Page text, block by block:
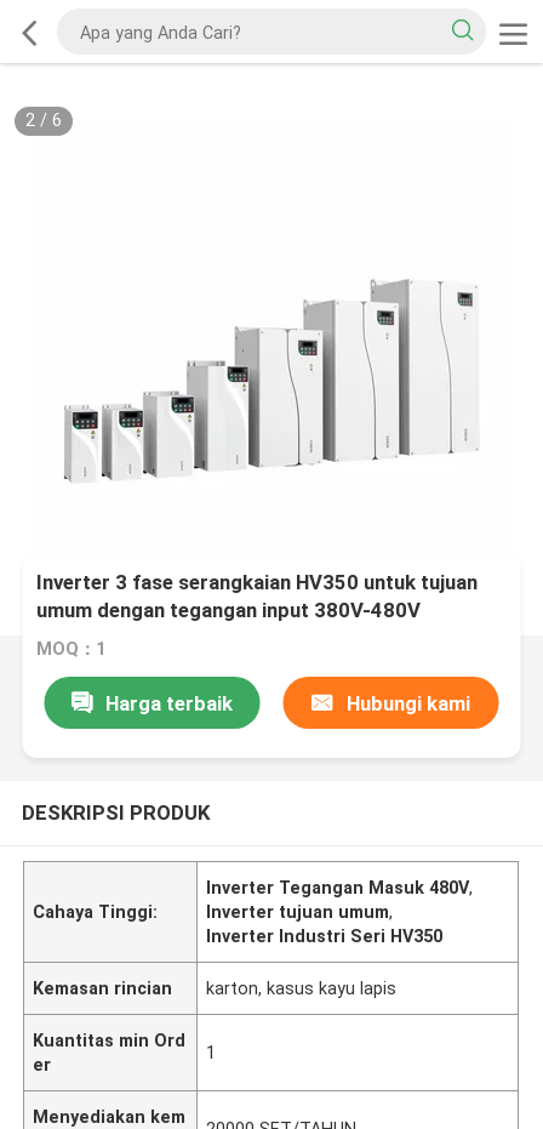
2/ 6
Inverter 3 fase serangkaian HV350 untuk tujuan
umum dengan tegangan input 380V-480V
MOQ：1
Harga terbaik Hubungi kami
DESKRIPSI PRODUK
Cahaya Tinggi:
Inverter Tegangan Masuk 480V,
Inverter tujuan umum,
Inverter Industri Seri HV350
Kemasan rincian karton, kasus kayu lapis
Kuantitas min Ord
er
1
Menyediakan kem